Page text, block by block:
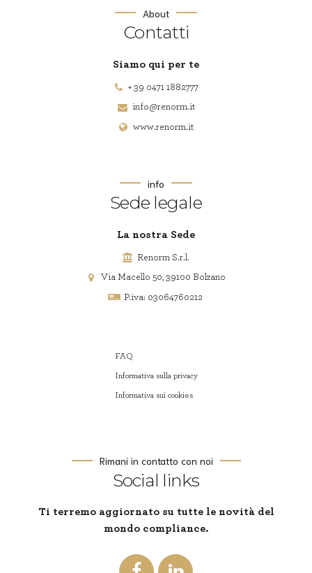
About
Contatti
Siamo qui per te
+ 39 0471 1882777
info@renorm.it
www.renorm.it
info
Sede legale
La nostra Sede
Renorm S.r.l.
Via Macello 50, 39100 Bolzano
P.iva: 03064760212
FAQ
Informativa sulla privacy
Informativa sui cookies
Rimani in contatto con noi
Social links
Ti terremo aggiornato su tutte le novità del
mondo compliance.